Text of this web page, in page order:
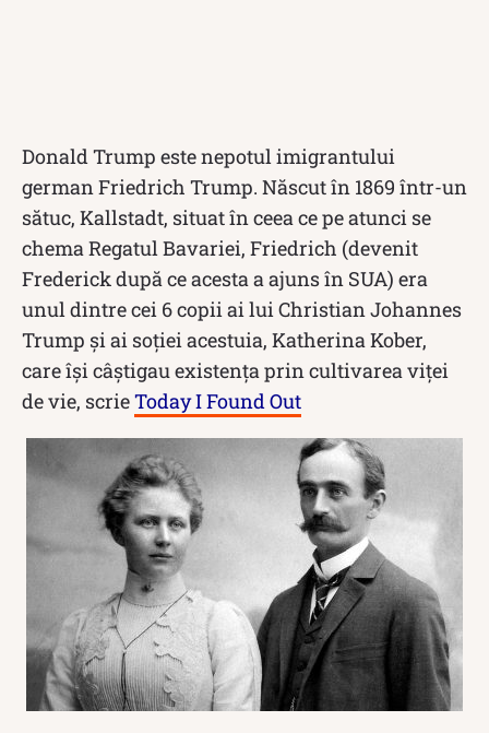
Donald Trump este nepotul imigrantului
german Friedrich Trump. Născut în 1869 într-un
sătuc, Kallstadt, situat în ceea ce pe atunci se
chema Regatul Bavariei, Friedrich (devenit
Frederick după ce acesta a ajuns în SUA) era
unul dintre cei 6 copii ai lui Christian Johannes
Trump şi ai soției acestuia, Katherina Kober,
care își câștigau existența prin cultivarea viței
de vie, scrieToday I Found Out